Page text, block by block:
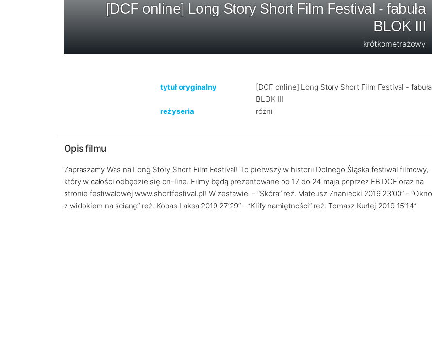
[DCF online] Long Story Short Film Festival - fabuła
BLOK III
krótkometrażowy
tytuł oryginalny
[DCF online] Long Story Short Film Festival - fabuła
BLOK III
reżyseria
różni
Opis filmu
Zapraszamy Was na Long Story Short Film Festival! To pierwszy w historii Dolnego Śląska festiwal filmowy,
który w całości odbędzie się on-line. Filmy będą prezentowane od 17 do 24 maja poprzez FB DCF oraz na
stronie festiwalowej www.shortfestival.pl! W zestawie: - “Skóra” reż. Mateusz Znaniecki 2019 23’00” - “Okno
z widokiem na ścianę” reż. Kobas Laksa 2019 27’29” - “Klify namiętności” reż. Tomasz Kurlej 2019 15’14”